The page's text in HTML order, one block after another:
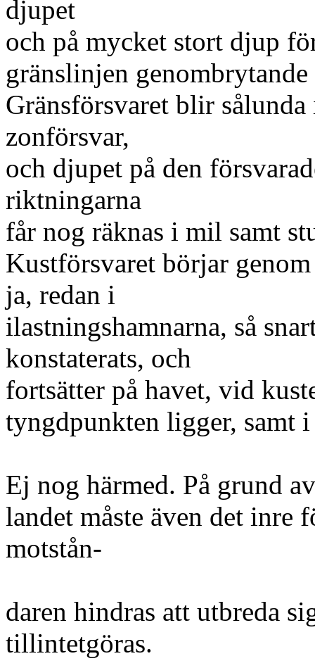
djupet
och på mycket stort djup
gränslinjen
Gränsförsvaret blir
zonförsvar,
och djupet på den
riktningarna
får nog räknas i mil samt
Kustförsvaret börjar
ja, redan i
ilastningshamnarna, så
konstaterats, och
fortsätter på havet, vid
tyngdpunkten ligger, samt
Ej nog härmed. På grund
landet måste även det inre
motstån-
daren hindras att utbreda
tillintetgöras.